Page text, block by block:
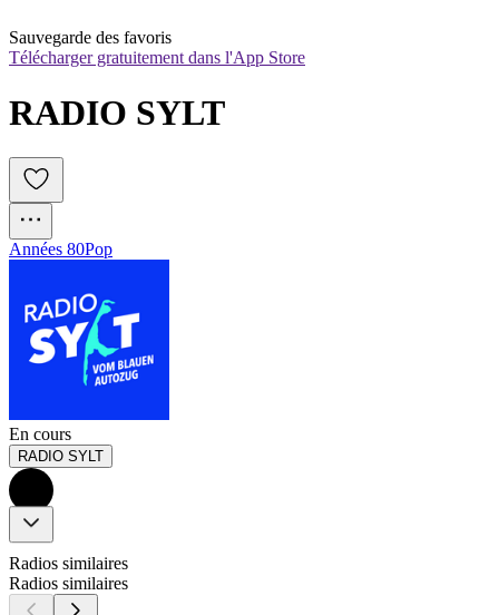
Sauvegarde des favoris
Télécharger gratuitement dans l'App Store
RADIO SYLT
Années 80Pop
En cours
RADIO SYLT
Radios similaires
Radios similaires